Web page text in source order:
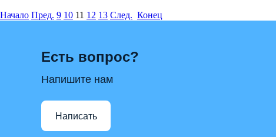
Начало Пред. 9 10 11 12 13 След. Конец
Есть вопрос?
Напишите нам
Написать